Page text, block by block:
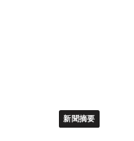
新聞摘要